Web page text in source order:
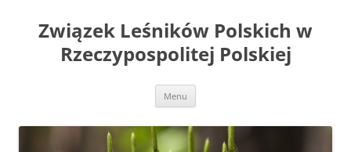
treściZwiązek Leśników Polskich w
Rzeczypospolitej Polskiej
Menu